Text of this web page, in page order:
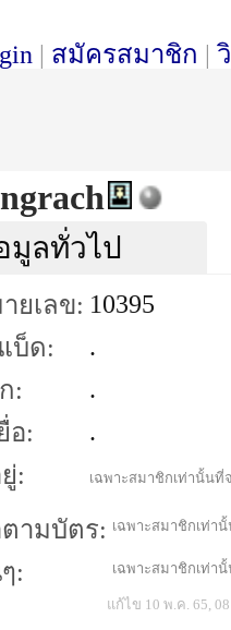
| สมัครสมาชิก |
มูลทั่วไป
ยเลข: 10395
บ็ด:
.
:
.
อ:
.
:
เฉพาะสมาชิกเท่านั้นที่
ามบัตร: เฉพาะสมาชิกเท่า
: เฉพาะสมาชิกเท่า
แก้ไข 10 พ.ค. 65,